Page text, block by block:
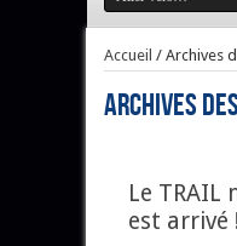
Accueil / Archives
Archives
Le TRAIL
est arrivé